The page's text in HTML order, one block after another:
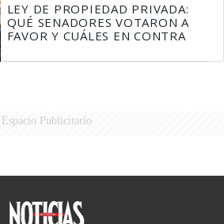
LEY DE PROPIEDAD PRIVADA:
QUÉ SENADORES VOTARON A
FAVOR Y CUÁLES EN CONTRA
Espacio Publicitario